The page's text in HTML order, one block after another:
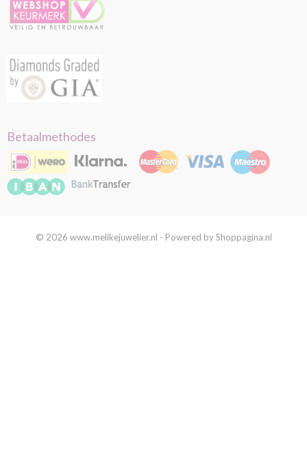
Betaalmethodes
© 2026 www.melikejuwelier.nl - Powered by Shoppagina.nl